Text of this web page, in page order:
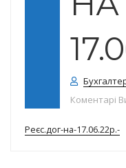
Коментарі
Реєс.дог-на-17.06.22р.-